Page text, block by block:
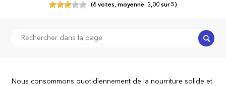
(6 votes, moyenne: 3,00 sur5)
Nous consommons quotidiennement de la nourriture solide et